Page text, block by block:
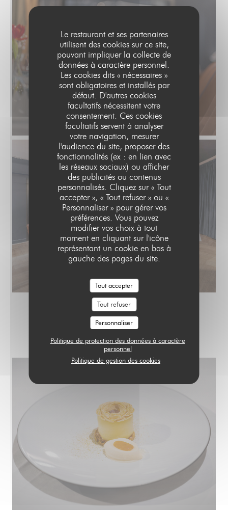
Le restaurant et ses partenaires
utilisent des cookies sur ce site,
pouvant impliquer la collecte de
données à caractère personnel.
Les cookies dits « nécessaires »
sont obligatoires et installés par
défaut. D'autres cookies
facultatifs nécessitent votre
consentement. Ces cookies
facultatifs servent à analyser
votre navigation, mesurer
l'audience du site, proposer des
fonctionnalités (ex : en lien avec
les réseaux sociaux) ou afficher
des publicités ou contenus
personnalisés. Cliquez sur « Tout
accepter », « Tout refuser » ou «
Personnaliser » pour gérer vos
préférences. Vous pouvez
modifier vos choix à tout
moment en cliquant sur l'icône
représentant un cookie en bas à
gauche des pages du site.
Tout accepter
Tout refuser
Personnaliser
Politique de protection des données à caractère
personnel
Politique de gestion des cookies
IDENTITÉ CULINAIRE